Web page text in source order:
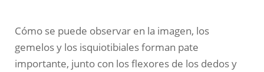
Cómo se puede observar en la imagen, los
gemelos y los isquiotibiales forman pate
importante, junto con los flexores de los dedos y